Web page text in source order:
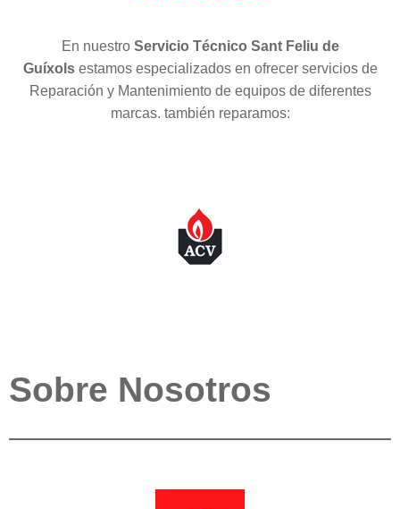
En nuestro Servicio Técnico Sant Feliu de
Guíxols estamos especializados en ofrecer servicios de
Reparación y Mantenimiento de equipos de diferentes
marcas. también reparamos:
Sobre Nosotros